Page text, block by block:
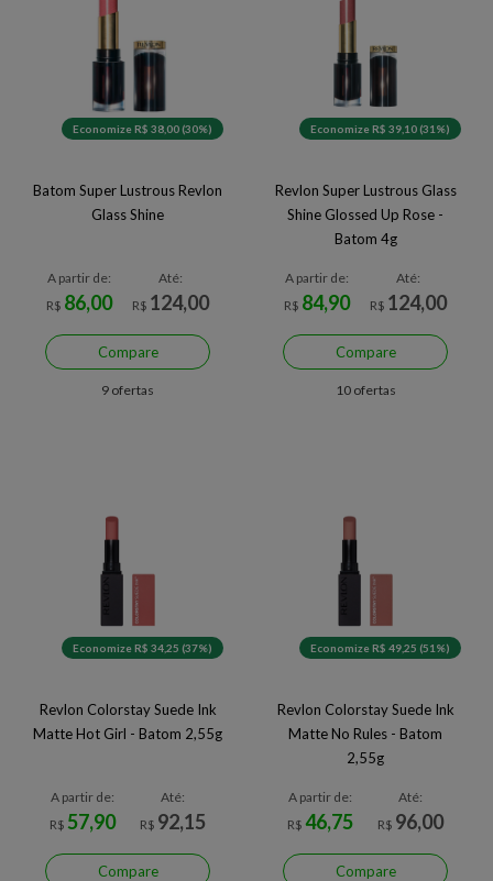
Economize R$ 38,00 (30%)
Batom Super Lustrous Revlon
Glass Shine
A partir de:
R$ 86,00
Até:
R$ 124,00
Compare
9 ofertas
Economize R$ 39,10 (31%)
Revlon Super Lustrous Glass
Shine Glossed Up Rose -
Batom 4g
A partir de:
R$ 84,90
Até:
R$ 124,00
Compare
10 ofertas
Economize R$ 34,25 (37%)
Revlon Colorstay Suede Ink
Matte Hot Girl - Batom 2,55g
A partir de:
R$57,90
Até:
R$ 92,15
Compare
Economize R$ 49,25 (51%)
Revlon Colorstay Suede Ink
Matte No Rules - Batom
2,55g
A partir de:
R$46,75
Até:
R$ 96,00
Compare